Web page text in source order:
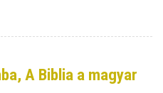
A Biblia a magyar